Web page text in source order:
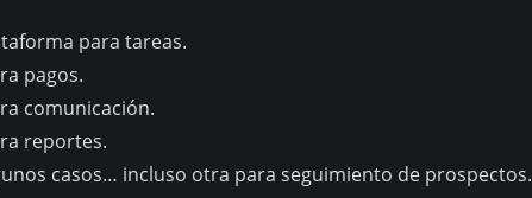
para tareas.
pagos.
comunicación.
reportes.
casos… incluso otra para seguimiento de prospectos.